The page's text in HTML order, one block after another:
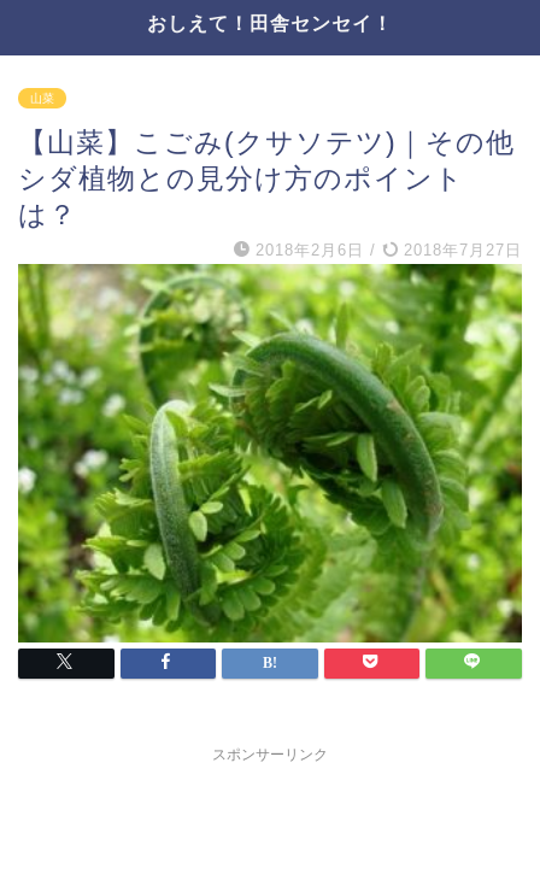
おしえて！田舎センセイ！
山菜
【山菜】こごみ(クサソテツ)｜その他
シダ植物との見分け方のポイント
は？
2018年2月6日 / 2018年7月27日
スポンサーリンク